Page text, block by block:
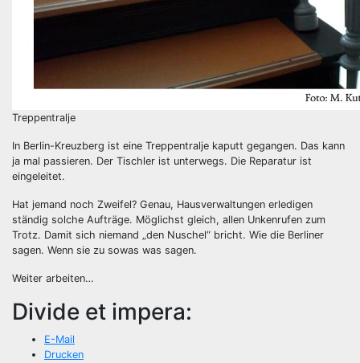
Treppentralje
In Berlin-Kreuzberg ist eine Treppentralje kaputt gegangen. Das kann
ja mal passieren. Der Tischler ist unterwegs. Die Reparatur ist
eingeleitet.
Hat jemand noch Zweifel? Genau, Hausverwaltungen erledigen
ständig solche Aufträge. Möglichst gleich, allen Unkenrufen zum
Trotz. Damit sich niemand „den Nuschel“ bricht. Wie die Berliner
sagen. Wenn sie zu sowas was sagen.
Weiter arbeiten…
Divide et impera:
E-Mail
Drucken